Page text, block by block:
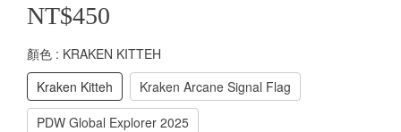
NT$450
顏色 : KRAKEN KITTEH
Kraken Kitteh
Kraken Arcane Signal Flag
PDW Global Explorer 2025